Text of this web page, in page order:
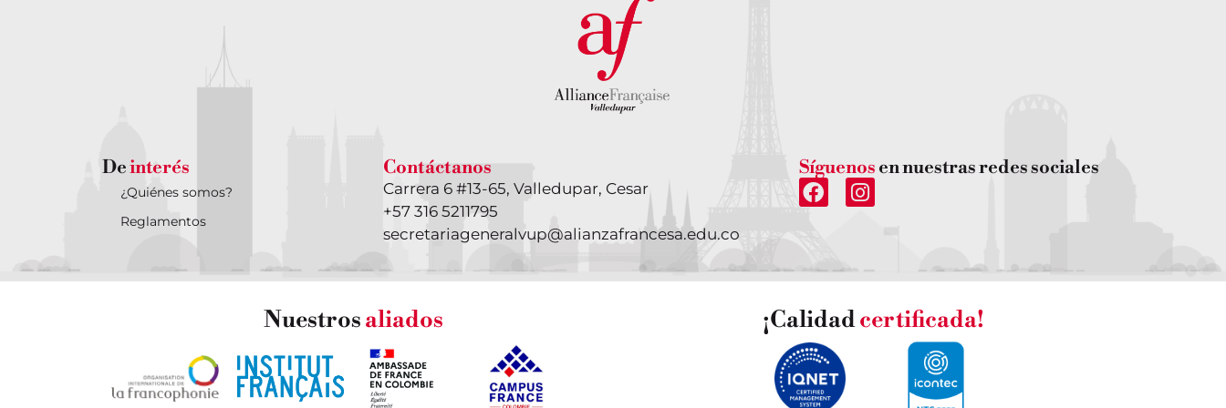
Deinterés
¿Quiénes somos?
Reglamentos
Contáctanos
Carrera 6 #13-65, Valledupar, Cesar
+57 316 5211795
secretariageneralvup@alianzafrancesa.edu.co
Síguenos en nuestras redes sociales
Nuestrosaliados ¡Calidadcertificada!